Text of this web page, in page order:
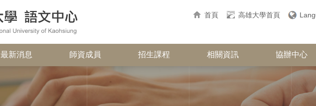
首頁 高雄大學首頁
最新消息 師資成員 招生課程 相關資訊 協辦中心